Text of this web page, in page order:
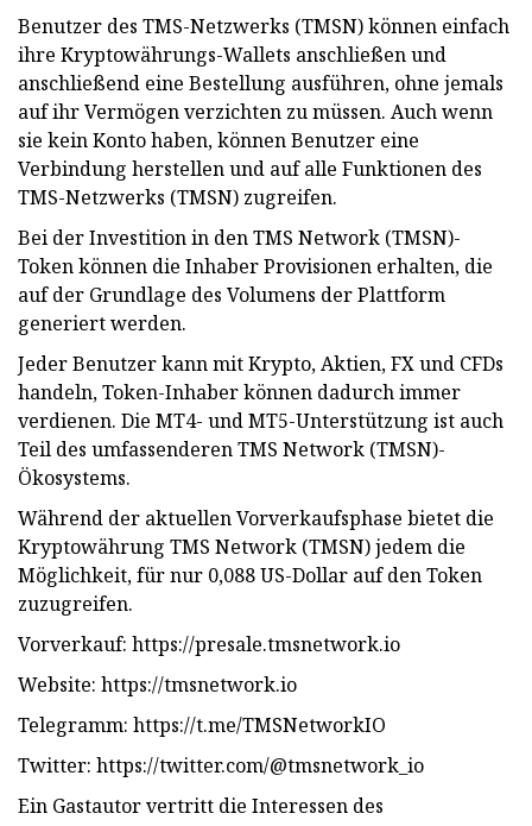
Benutzer des TMS-Netzwerks (TMSN) können einfach
ihre Kryptowährungs-Wallets anschließen und
anschließend eine Bestellung ausführen, ohne jemals
auf ihr Vermögen verzichten zu müssen. Auch wenn
sie kein Konto haben, können Benutzer eine
Verbindung herstellen und auf alle Funktionen des
TMS-Netzwerks (TMSN) zugreifen.
Bei der Investition in den TMS Network (TMSN)-
Token können die Inhaber Provisionen erhalten, die
auf der Grundlage des Volumens der Plattform
generiert werden.
Jeder Benutzer kann mit Krypto, Aktien, FX und CFDs
handeln, Token-Inhaber können dadurch immer
verdienen. Die MT4- und MT5-Unterstützung ist auch
Teil des umfassenderen TMS Network (TMSN)-
Ökosystems.
Während der aktuellen Vorverkaufsphase bietet die
Kryptowährung TMS Network (TMSN) jedem die
Möglichkeit, für nur 0,088 US-Dollar auf den Token
zuzugreifen.
Vorverkauf: https://presale.tmsnetwork.io
Website: https://tmsnetwork.io
Telegramm: https://t.me/TMSNetworkIO
Twitter: https://twitter.com/@tmsnetwork_io
Ein Gastautor vertritt die Interessen des